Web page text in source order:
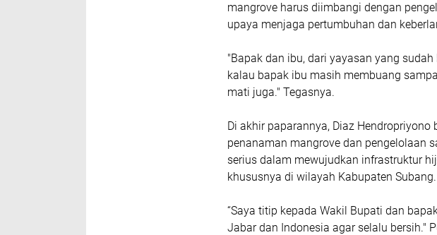
mangrove harus diimbangi dengan
upaya menjaga pertumbuhan dan
"Bapak dan ibu, dari yayasan yang
kalau bapak ibu masih membuang
mati juga." Tegasnya.
Di akhir paparannya, Diaz
penanaman mangrove dan pengelolaan
serius dalam mewujudkan infrastruktur
khususnya di wilayah Kabupaten Subang.
“Saya titip kepada Wakil Bupati dan
Jabar dan Indonesia agar selalu bersih."